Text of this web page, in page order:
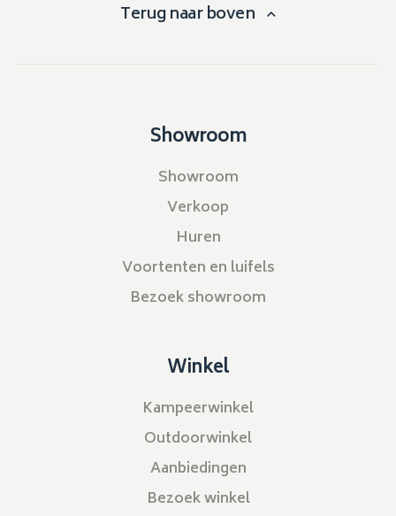
Terug naar boven
Showroom
Showroom
Verkoop
Huren
Voortenten en luifels
Bezoek showroom
Winkel
Kampeerwinkel
Outdoorwinkel
Aanbiedingen
Bezoek winkel